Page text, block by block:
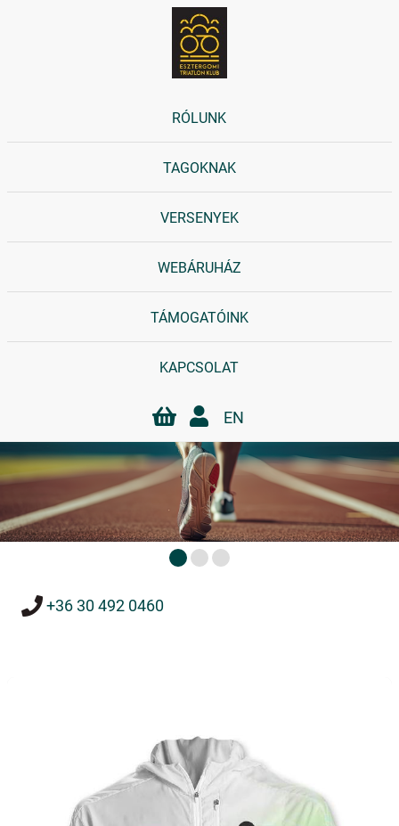
RÓLUNK
TAGOKNAK
VERSENYEK
WEBÁRUHÁZ
TÁMOGATÓINK
KAPCSOLAT
EN
+36 30 492 0460